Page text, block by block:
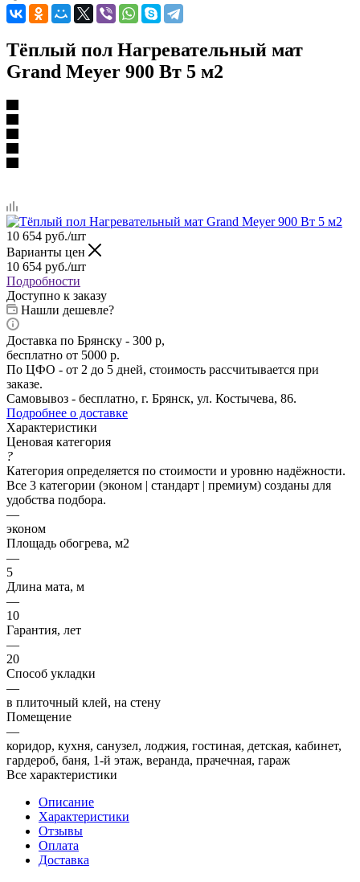
Тёплый пол Нагревательный мат
Grand Meyer 900 Вт 5 м2
10 654 руб./шт
Варианты цен
10 654 руб./шт
Подробности
Доступно к заказу
Нашли дешевле?
Доставка по Брянску - 300 р,
бесплатно от 5000 р.
По ЦФО - от 2 до 5 дней, стоимость рассчитывается при
заказе.
Самовывоз - бесплатно, г. Брянск, ул. Костычева, 86.
Подробнее о доставке
Характеристики
Ценовая категория
?
Категория определяется по стоимости и уровню надёжности.
Все 3 категории (эконом | стандарт | премиум) созданы для
удобства подбора.
—
эконом
Площадь обогрева, м2
—
5
Длина мата, м
—
10
Гарантия, лет
—
20
Способ укладки
—
в плиточный клей, на стену
Помещение
—
коридор, кухня, санузел, лоджия, гостиная, детская, кабинет,
гардероб, баня, 1-й этаж, веранда, прачечная, гараж
Все характеристики
Описание
Характеристики
Отзывы
Оплата
Доставка